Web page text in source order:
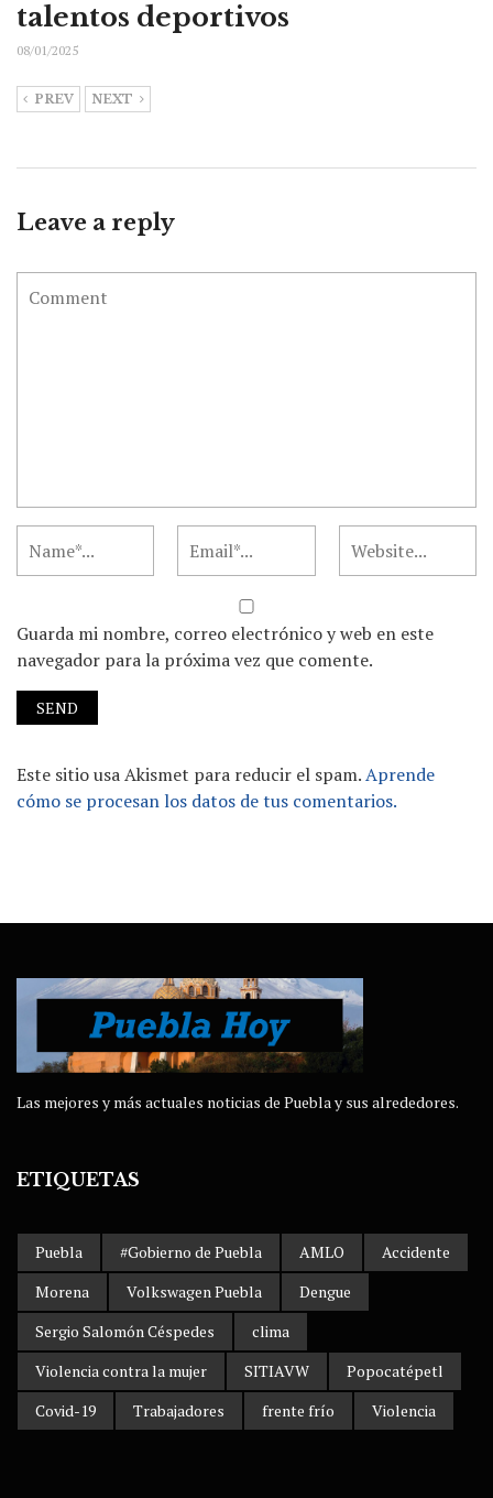
talentos deportivos
08/01/2025
PREV NEXT
Leave a reply
Guarda mi nombre, correo electrónico y web en este
navegador para la próxima vez que comente.
Este sitio usa Akismet para reducir el spam.Aprende
cómo se procesan los datos de tus comentarios.
Las mejores y más actuales noticias de Puebla y sus alrededores.
ETIQUETAS
Puebla #Gobierno de Puebla AMLO
Accidente
Morena
Volkswagen Puebla
Dengue
Sergio Salomón Céspedes
clima
Violencia contra la mujer
SITIAVW
Popocatépetl
Covid-19
Trabajadores frente frío Violencia